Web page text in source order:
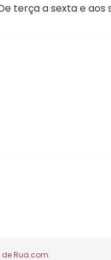
terça a sexta e aos
Rua.com.